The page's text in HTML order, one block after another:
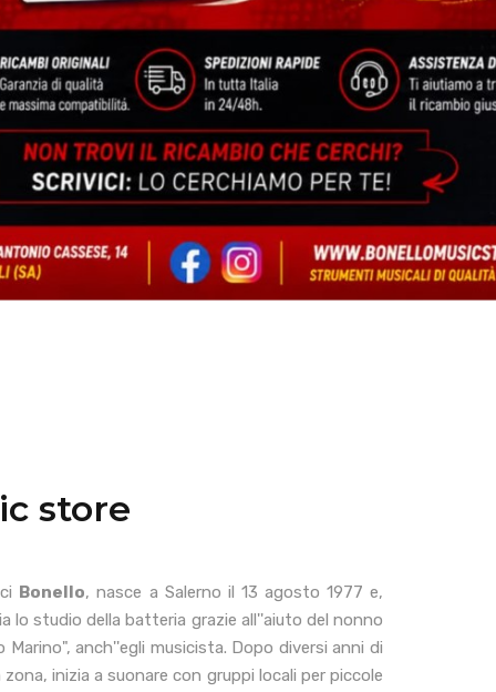
store
Bonello, nasce a Salerno il 13 agosto 1977 e,
lo studio della batteria grazie all''aiuto del nonno
anch''egli musicista. Dopo diversi anni di
inizia a suonare con gruppi locali per piccole